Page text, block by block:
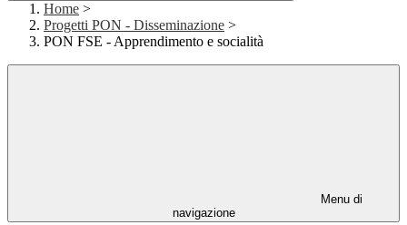
Home >
Progetti PON - Disseminazione >
PON FSE - Apprendimento e socialità
Menu di
navigazione